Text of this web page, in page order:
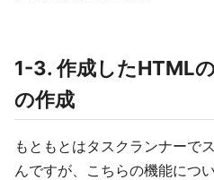
1-3. 作成したHTML
の作成
もともとはタスクランナーで
んですが、こちらの機能につ